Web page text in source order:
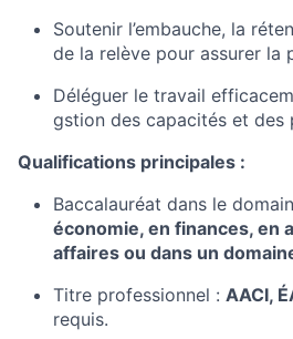
Soutenir l’embauche, la
de la relève pour assurer la
Déléguer le travail
gstion des capacités et des
Qualifications principales :
Baccalauréat dans le
économie, en finances, en
affaires ou dans un
Titre professionnel : AACI,
requis.